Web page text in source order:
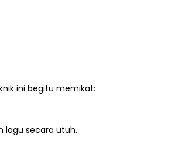
ini begitu memikat:
lagu secara utuh.